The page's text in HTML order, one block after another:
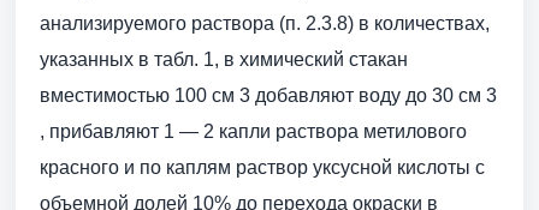
анализируемого раствора (п. 2.3.8) в количествах,
указанных в табл. 1, в химический стакан
вместимостью 100 см 3 добавляют воду до 30 см 3
, прибавляют 1 — 2 капли раствора метилового
красного и по каплям раствор уксусной кислоты с
объемной долей 10% до перехода окраски в